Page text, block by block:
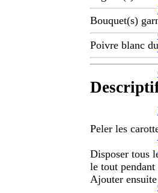
Bouquet(s)
Poivre blanc
Peler les
Disposer tous
le tout
Ajouter